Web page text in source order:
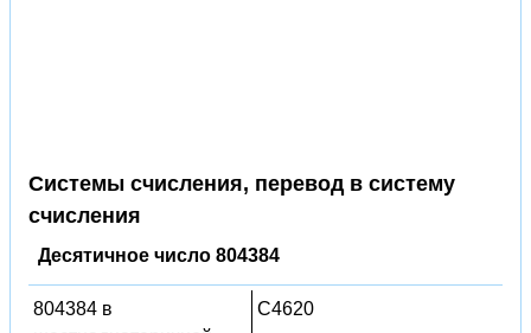
Системы счисления, перевод в систему
счисления
Десятичное число 804384
804384 в
C4620